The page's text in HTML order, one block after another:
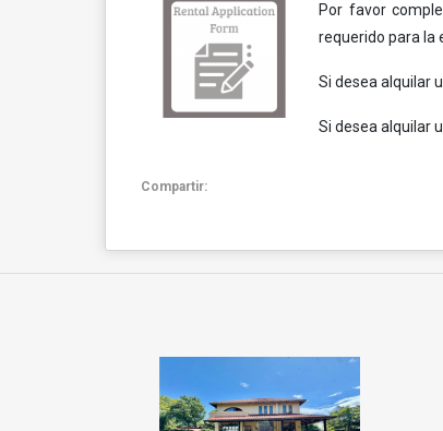
Por favor
requerido para la
Si desea alquilar
Si desea alquilar
Compartir: